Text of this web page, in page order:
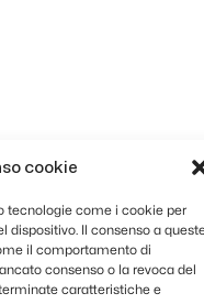
cookie
tecnologie come i cookie per
dispositivo. Il consenso a
il comportamento di
consenso o la revoca del
caratteristiche e